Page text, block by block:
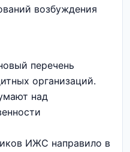
возбуждения
перечень
организаций.
над
ИЖС направило в